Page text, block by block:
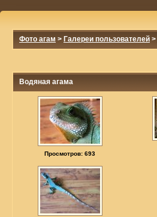
Фото агам > Галереи пользователей >
Водяная агама
Просмотров: 693